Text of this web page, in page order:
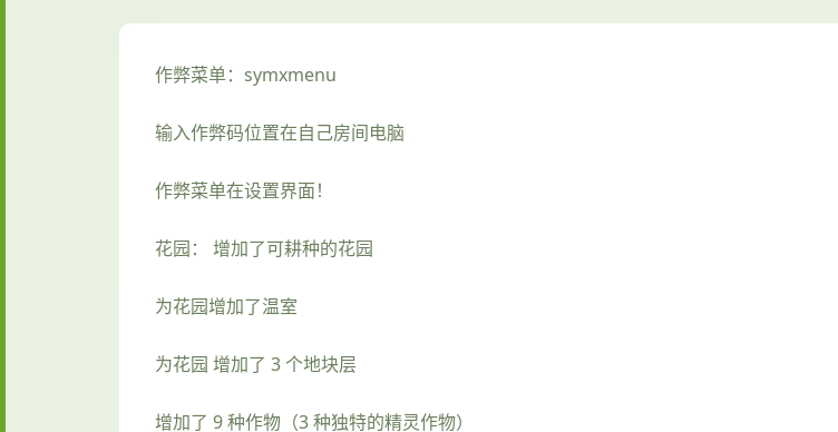
作弊菜单：symxmenu
输入作弊码位置在自己房间电脑
作弊菜单在设置界面！
花园： 增加了可耕种的花园
为花园增加了温室
为花园 增加了 3 个地块层
增加了 9 种作物（3 种独特的精灵作物）